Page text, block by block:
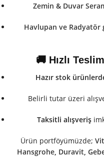
Zemin & Duvar
Havlupan ve Radyatör
🚚 Hızlı
Hazır stok
Belirli tutar üzeri
Taksitli alışveriş
Ürün portföyümüzde;
Hansgrohe, Duravit,